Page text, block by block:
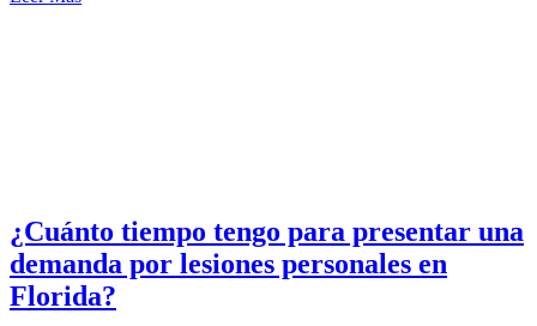
¿Cuánto tiempo tengo para presentar una
demanda por lesiones personales en
Florida?